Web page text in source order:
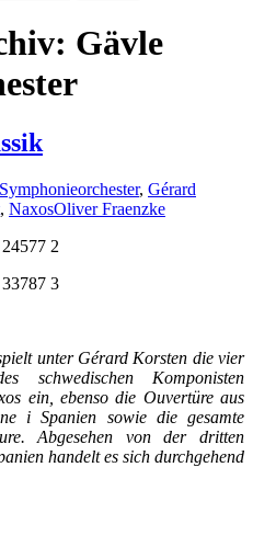
Gävle
, Gérard
, NaxosOliver Fraenzke
2
3
unter Gérard Korsten die vier
schwedischen Komponisten
ein, ebenso die Ouvertüre aus
i Spanien sowie die gesamte
Abgesehen von der dritten
handelt es sich durchgehend